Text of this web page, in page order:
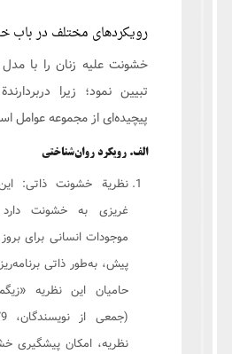
رویکردهای مختلف در باب
خشونت علیه زنان را با مدل
تبیین نمود؛ زیرا
پیچیده‌ای از مجموعه عوامل
الف. رویکرد روان‌شناختی
نظریة خشونت ذاتی: این
غریزی به خشونت
موجودات انسانی برای
پیش، به‌طور ذاتی
حامیان این نظریه
نظریه، امکان پیشگیری